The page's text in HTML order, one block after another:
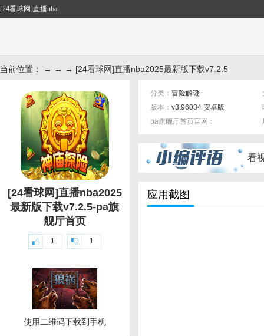
[24看球网]直播nba
当前位置： → → → [24看球网]直播nba2025最新版下载v7.2.5
[24看球网]直播nba2025
最新版下载v7.2.5-pa旗
舰厅首页
1 1
使用二维码下载到手机
分类： 冒险解谜
版本： v3.96034 安卓版
pa旗舰厅首页官网：
看
应用截图